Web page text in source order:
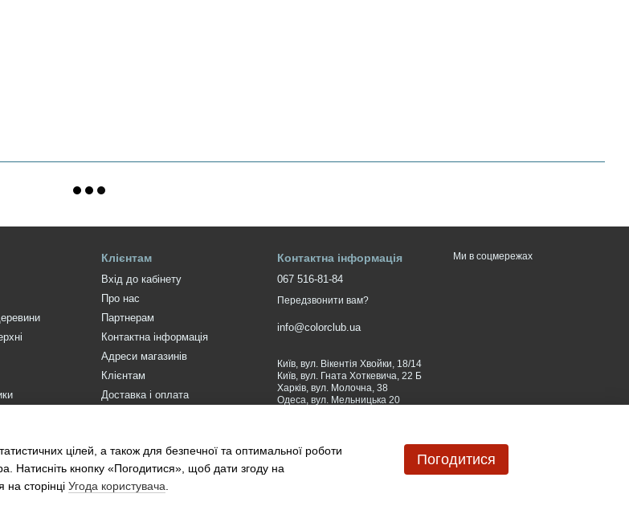
стелі Orac
Клієнтам
Вхід до кабінету
Про нас
Партнерам
Контактна інформація
Адреси магазинів
Клієнтам
Доставка і оплата
Блог
Контактна інформація
067 516-81-84
Передзвонити вам?
info@colorclub.ua
Київ, вул. Вікентія Хвойки, 18/14
Київ, вул. Гната Хоткевича, 22 Б
Харків, вул. Молочна, 38
Одеса, вул. Мельницька 20
Ми в соцмережах
цілей, а також для безпечної та оптимальної роботи
Натисніть кнопку «Погодитися», щоб дати згоду на
на сторінціУгода користувача
Погодитися